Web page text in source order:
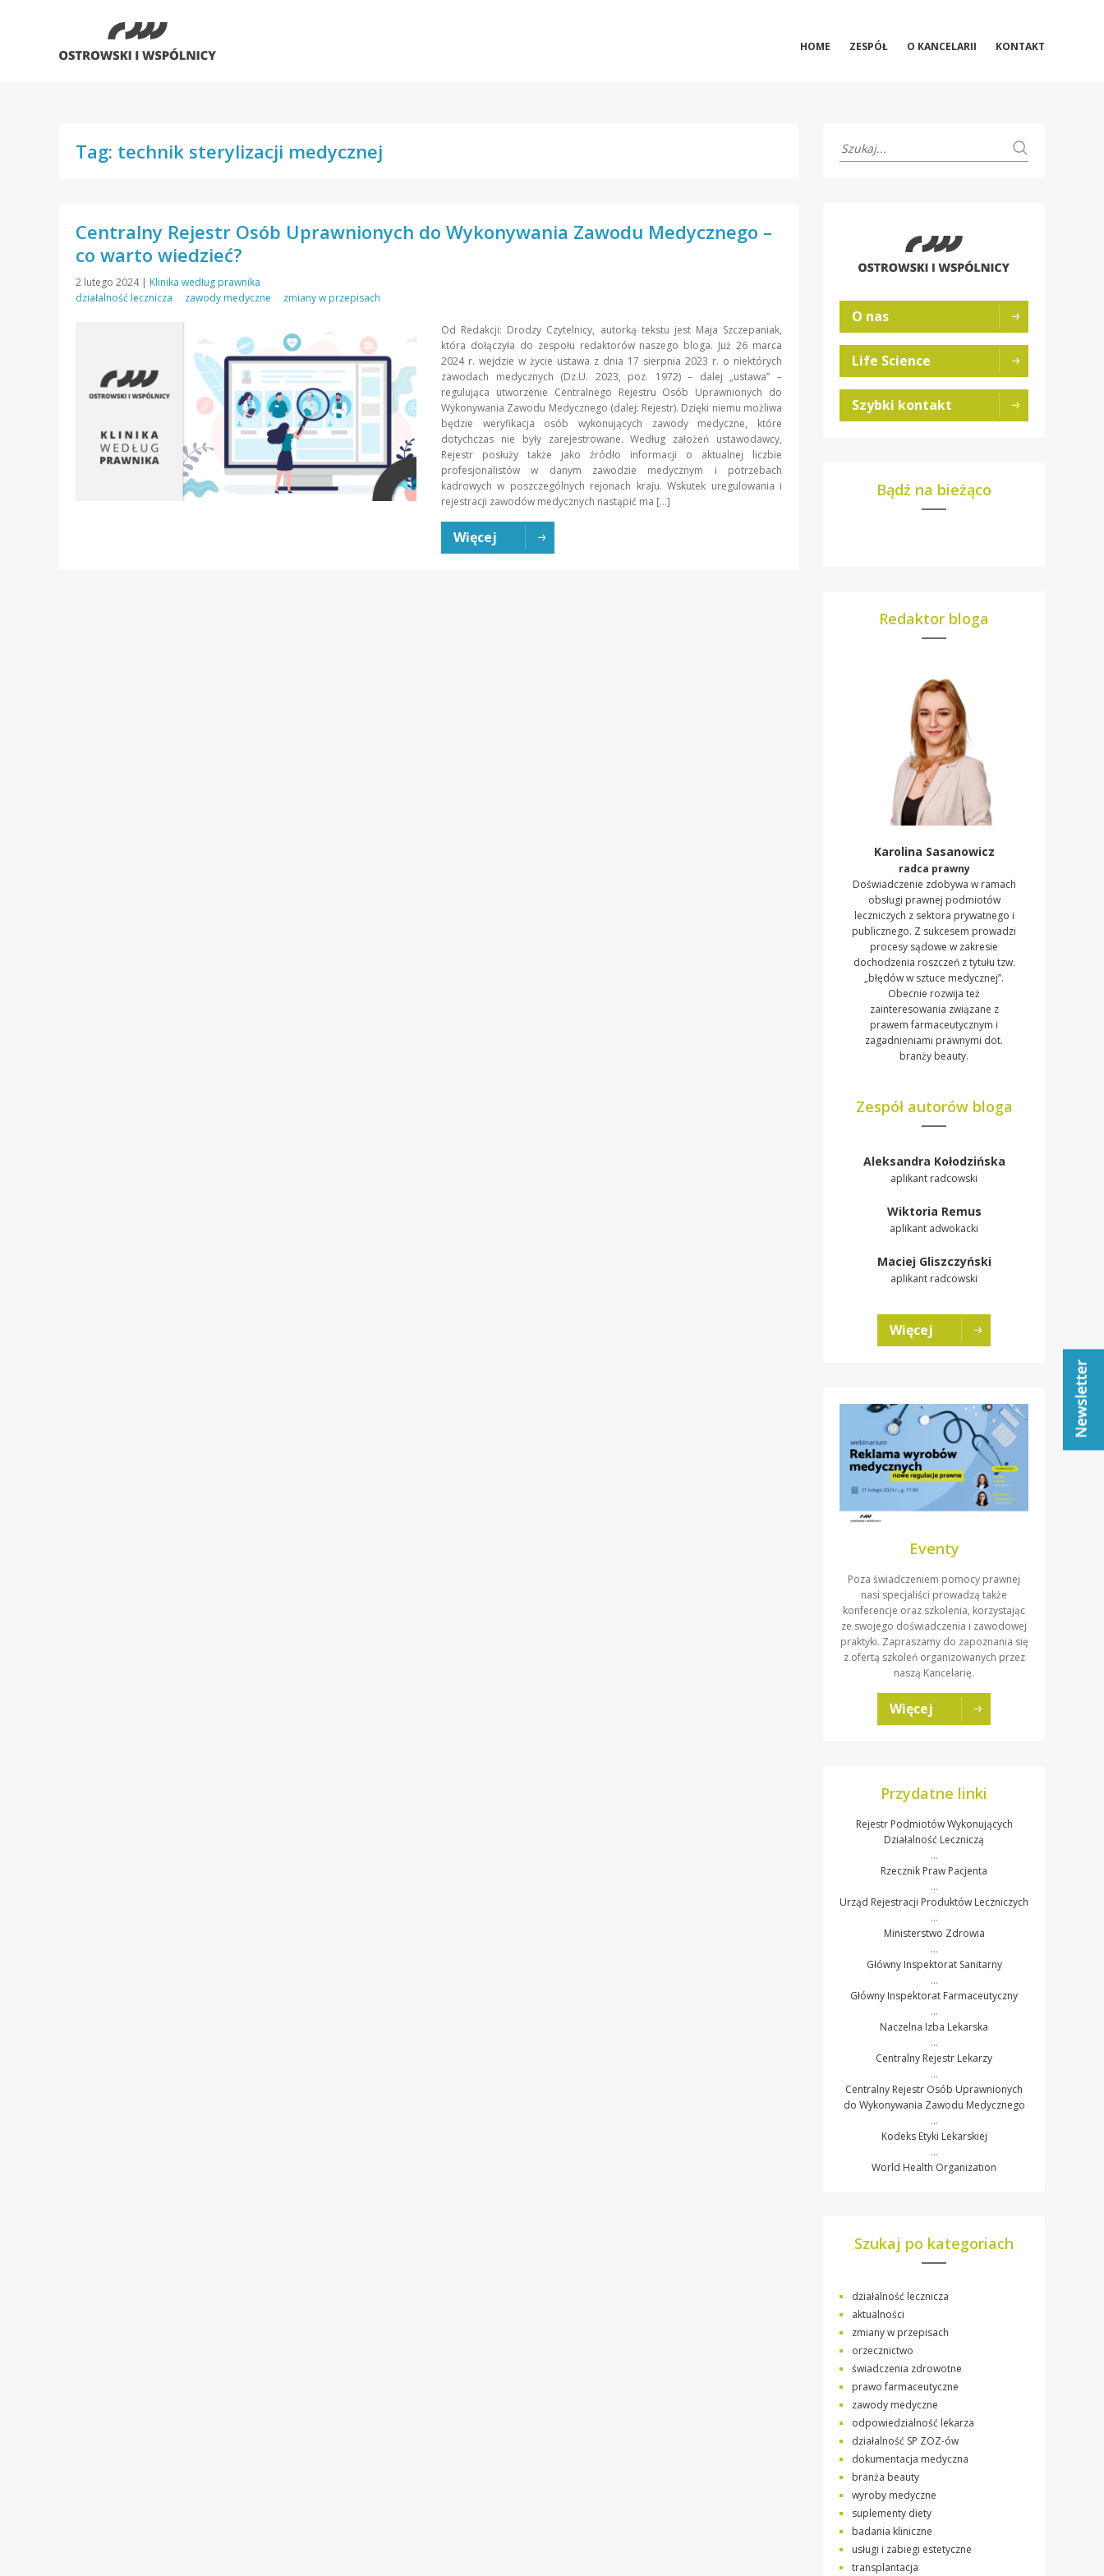
HOME ZESPÓŁ O KANCELARII KONTAKT
Tag: technik sterylizacji medycznej
Centralny Rejestr Osób Uprawnionych do Wykonywania Zawodu Medycznego –
co warto wiedzieć?
2 lutego 2024 | Klinika według prawnika
działalność lecznicza
zawody medyczne zmiany w przepisach
Od Redakcji: Drodzy Czytelnicy, autorką tekstu jest Maja Szczepaniak,
która dołączyła do zespołu redaktorów naszego bloga. Już 26 marca
2024 r. wejdzie w życie ustawa z dnia 17 sierpnia 2023 r. o niektórych
zawodach medycznych (Dz.U. 2023, poz. 1972) – dalej „ustawa” –
regulująca utworzenie Centralnego Rejestru Osób Uprawnionych do
Wykonywania Zawodu Medycznego (dalej: Rejestr). Dzięki niemu możliwa
będzie weryfikacja osób wykonujących zawody medyczne, które
dotychczas nie były zarejestrowane. Według założeń ustawodawcy,
Rejestr posłuży także jako źródło informacji o aktualnej liczbie
profesjonalistów w danym zawodzie medycznym i potrzebach
kadrowych w poszczególnych rejonach kraju. Wskutek uregulowania i
rejestracji zawodów medycznych nastąpić ma […]
Więcej
O nas
Life Science
Szybki kontakt
Bądź na bieżąco
Redaktor bloga
Karolina Sasanowicz
radca prawny
Doświadczenie zdobywa w ramach
obsługi prawnej podmiotów
leczniczych z sektora prywatnego i
publicznego. Z sukcesem prowadzi
procesy sądowe w zakresie
dochodzenia roszczeń z tytułu tzw.
„błędów w sztuce medycznej”.
Obecnie rozwija też
zainteresowania związane z
prawem farmaceutycznym i
zagadnieniami prawnymi dot.
branży beauty.
Zespół autorów bloga
Aleksandra Kołodzińska
aplikant radcowski
Wiktoria Remus
aplikant adwokacki
Maciej Gliszczyński
aplikant radcowski
Więcej
Eventy
Poza świadczeniem pomocy prawnej
nasi specjaliści prowadzą także
konferencje oraz szkolenia, korzystając
ze swojego doświadczenia i zawodowej
praktyki. Zapraszamy do zapoznania się
z ofertą szkoleń organizowanych przez
naszą Kancelarię.
Więcej
Przydatne linki
Rejestr Podmiotów Wykonujących
Działalność Leczniczą
…
Rzecznik Praw Pacjenta
…
Urząd Rejestracji Produktów Leczniczych
…
Ministerstwo Zdrowia
…
Główny Inspektorat Sanitarny
…
Główny Inspektorat Farmaceutyczny
…
Naczelna Izba Lekarska
…
Centralny Rejestr Lekarzy
…
Centralny Rejestr Osób Uprawnionych
do Wykonywania Zawodu Medycznego
…
Kodeks Etyki Lekarskiej
…
World Health Organization
Szukaj po kategoriach
działalność lecznicza
aktualności
zmiany w przepisach
orzecznictwo
świadczenia zdrowotne
prawo farmaceutyczne
zawody medyczne
odpowiedzialność lekarza
działalność SP ZOZ-ów
dokumentacja medyczna
branża beauty
wyroby medyczne
suplementy diety
badania kliniczne
usługi i zabiegi estetyczne
transplantacja